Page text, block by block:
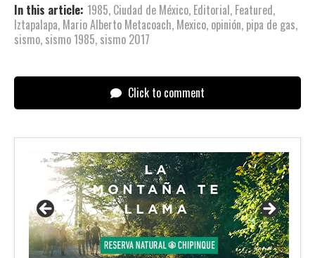
In this article: 1985, Ciudad de México, Editorial, Featured,
Iztapalapa, Mario Alberto Metacoach, Mexico, opinión, pipa de gas,
sismo, sismo 1985, sismo 2017
Click to comment